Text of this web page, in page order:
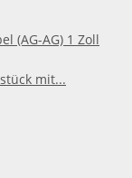
(AG-AG) 1 Zoll